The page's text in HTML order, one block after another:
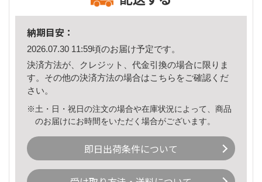
納期目安：
2026.07.30 11:59頃のお届け予定です。
決済方法が、クレジット、代金引換の場合に限りま
す。その他の決済方法の場合はこちら をご確認くだ
さい。
※土・日・祝日の注文の場合や在庫状況によって、商品
のお届けにお時間をいただく場合がございます。
即日出荷条件について